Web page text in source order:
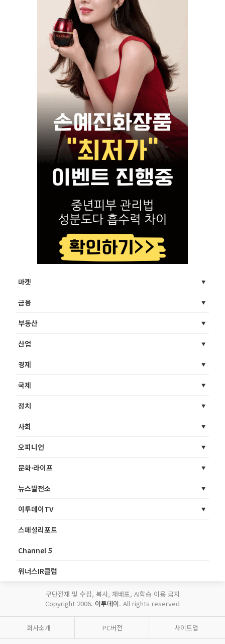
마켓
금융
부동산
산업
경제
국제
정치
사회
오피니언
문화·라이프
뉴스발전소
이투데이TV
스페셜리포트
Channel 5
위너스IR클럽
무단전재 및 수집, 복사, 재배포, AI학습 이용 금지
Copyright 2006. 이투데이. All rights reserved
회사소개 PC버전 사이트맵